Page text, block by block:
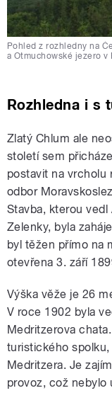
Pohled z rozhledny na
a Otmuchowské jezero v
Rozhledna i s
Zlatý Chlum ale
století sem
postavit na vrcholu
odbor
Stavba, kterou
Zelenky, byla
byl těžen přímo na
otevřena 3. září
Výška věže je 26
V roce 1902 byla
Medritzerova
turistického
Medritzera. Je
provoz, což nebylo